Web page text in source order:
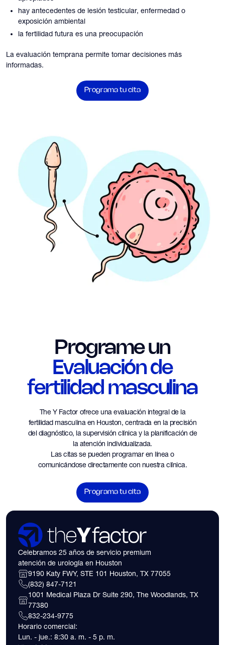
hay antecedentes de lesión testicular, enfermedad o
exposición ambiental
la fertilidad futura es una preocupación
La evaluación temprana permite tomar decisiones más
informadas.
Programa tu cita
Programe un
Evaluación de
fertilidad masculina
The Y Factor ofrece una evaluación integral de la
fertilidad masculina en Houston, centrada en la precisión
del diagnóstico, la supervisión clínica y la planificación de
la atención individualizada.
Las citas se pueden programar en línea o
comunicándose directamente con nuestra clínica.
Programa tu cita
Celebramos 25 años de servicio premium
atención de urología en Houston
9190 Katy FWY, STE 101 Houston, TX 77055
(832) 847-7121
1001 Medical Plaza Dr Suite 290, The Woodlands, TX
77380
832-234-9775
Horario comercial:
Lun. - jue.: 8:30 a. m. - 5 p. m.